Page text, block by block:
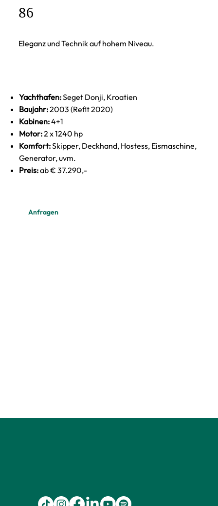
86
Eleganz und Technik auf hohem Niveau.
Yachthafen:Seget Donji, Kroatien
Baujahr:2003 (Refit 2020)
Kabinen:4+1
Motor:2 x 1240 hp
Komfort:Skipper, Deckhand, Hostess, Eismaschine,
Generator, uvm.
Preis:ab € 37.290,-
Anfragen